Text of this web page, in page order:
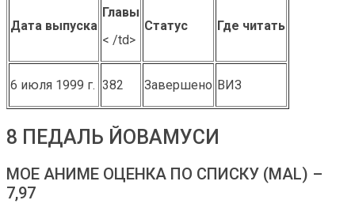
Дата выпуска
Главы
< /td>
Статус Где читать
6 июля 1999 г. 382 Завершено ВИЗ
8 ПЕДАЛЬ ЙОВАМУСИ
МОЕ АНИМЕ ОЦЕНКА ПО СПИСКУ (MAL) –
7,97